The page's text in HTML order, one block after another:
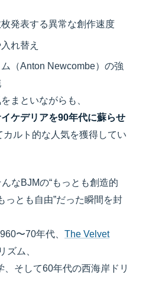
発表する異常な創作速度
れ替え
（Anton Newcombe）の強
まといながらも、
ケデリアを90年代に蘇らせ
カルト的な人気を獲得してい
なBJMの“もっとも創造的
っとも自由”だった瞬間を封
〜70年代、 The Velvet
ズム、
、そして60年代の西海岸ドリ